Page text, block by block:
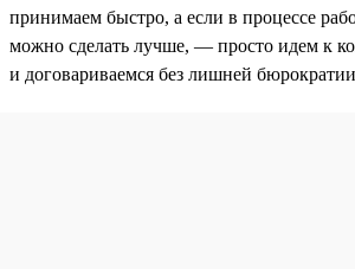
принимаем быстро, а если в процессе
можно сделать лучше, — просто идем к
и договариваемся без лишней